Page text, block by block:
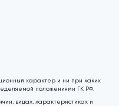
характер и ни при каких
положениями ГК РФ.
видах, характеристиках и